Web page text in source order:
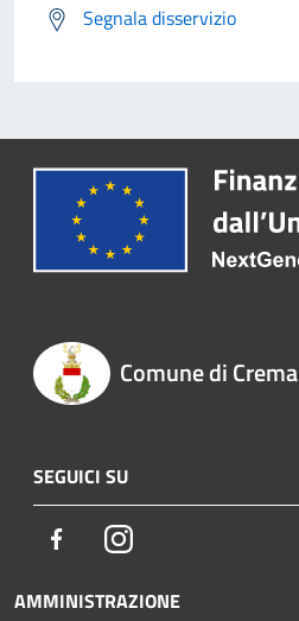
Segnala disservizio
Comune di Crema
SEGUICI SU
FacebookInstagram
AMMINISTRAZIONE